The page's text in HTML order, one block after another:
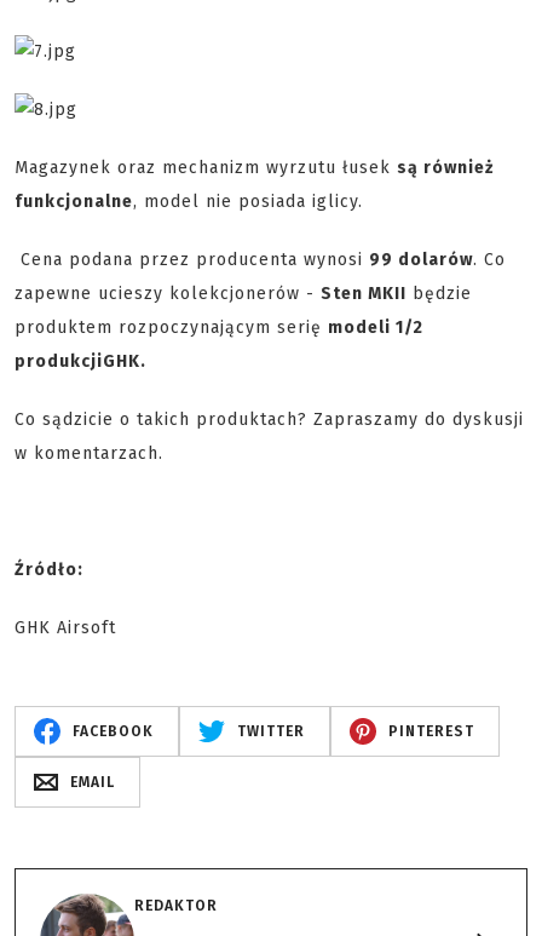
Magazynek oraz mechanizm wyrzutu łusek są również
funkcjonalne, model nie posiada iglicy.
Cena podana przez producenta wynosi 99 dolarów. Co
zapewne ucieszy kolekcjonerów - Sten MKII będzie
produktem rozpoczynającym serię modeli 1/2
produkcjiGHK.
Co sądzicie o takich produktach? Zapraszamy do dyskusji
w komentarzach.
Źródło:
GHK Airsoft
FACEBOOK TWITTER PINTEREST
EMAIL
REDAKTOR